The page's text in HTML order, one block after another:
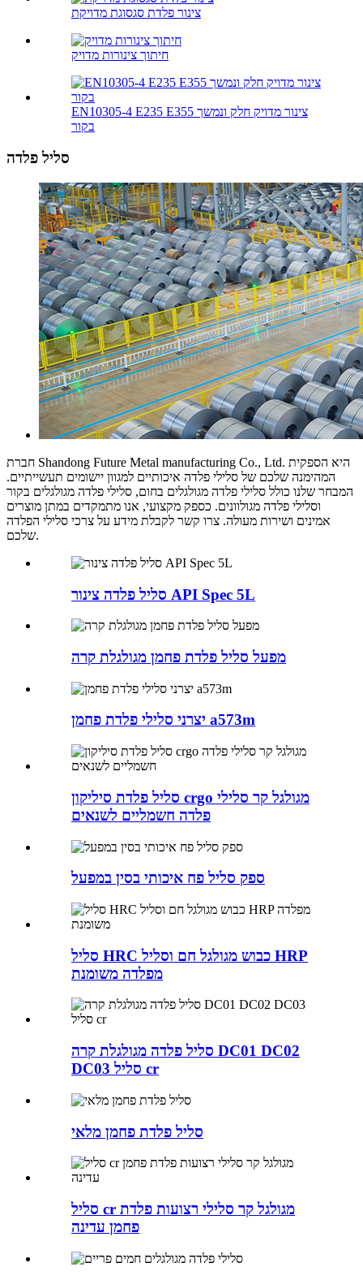
צינור פלדת סגסוגת מדויקת
חיתוך צינורות מדויק
EN10305-4 E235 E355 צינור מדויק חלק ונמשך
בקור
סליל פלדה
חברת Shandong Future Metal manufacturing Co., Ltd. היא הספקית
המהימנה שלכם של סלילי פלדה איכותיים למגוון יישומים תעשייתיים.
המבחר שלנו כולל סלילי פלדה מגולגלים בחום, סלילי פלדה מגולגלים בקור
וסלילי פלדה מגולוונים. כספק מקצועי, אנו מתמקדים במתן מוצרים
אמינים ושירות מעולה. צרו קשר לקבלת מידע על צרכי סלילי הפלדה
שלכם.
סליל פלדה צינור API Spec 5L
מפעל סליל פלדת פחמן מגולגלת קרה
יצרני סלילי פלדת פחמן a573m
סליל פלדת סיליקון crgo מגולגל קר סלילי
פלדה חשמליים לשנאים
ספק סליל פח איכותי בסין במפעל
סליל HRC כבוש מגולגל חם וסליל HRP
מפלדה משומנת
סליל פלדה מגולגלת קרה DC01 DC02
DC03 סליל cr
סליל פלדת פחמן מלאי
סליל cr מגולגל קר סלילי רצועות פלדת
פחמן עדינה